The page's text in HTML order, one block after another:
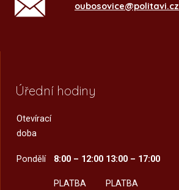
oubosovice@politavi.cz
Úřední hodiny
Otevírací
doba
Pondělí 8:00 – 12:00
PLATBA
13:00 – 17:00
PLATBA